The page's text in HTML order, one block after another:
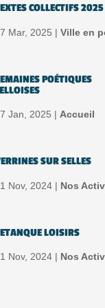
COLLECTIFS 2025
Mar, 2025 | Ville en
POÉTIQUES
Jan, 2025 | Accueil
SUR SELLES
Nov, 2024 | Nos
LOISIRS
Nov, 2024 | Nos